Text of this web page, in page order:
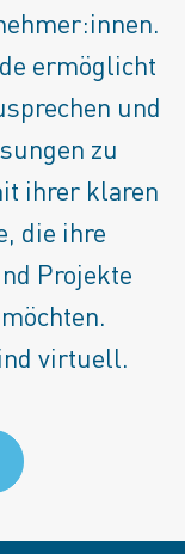
ermöglicht
und
zu
ihrer klaren
die ihre
Projekte
virtuell.